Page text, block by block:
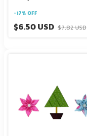
-17% OFF
$6.50 USD $7.82 USD